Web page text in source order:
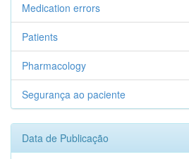
Medication errors
Patients
Pharmacology
Segurança ao paciente
Data de Publicação